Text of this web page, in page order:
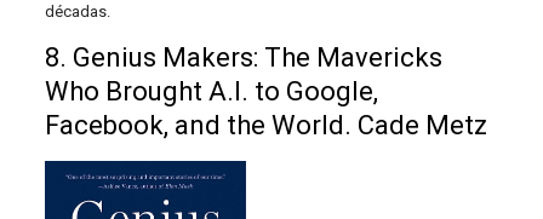
décadas.
8. Genius Makers: The Mavericks
Who Brought A.I. to Google,
Facebook, and the World. Cade Metz